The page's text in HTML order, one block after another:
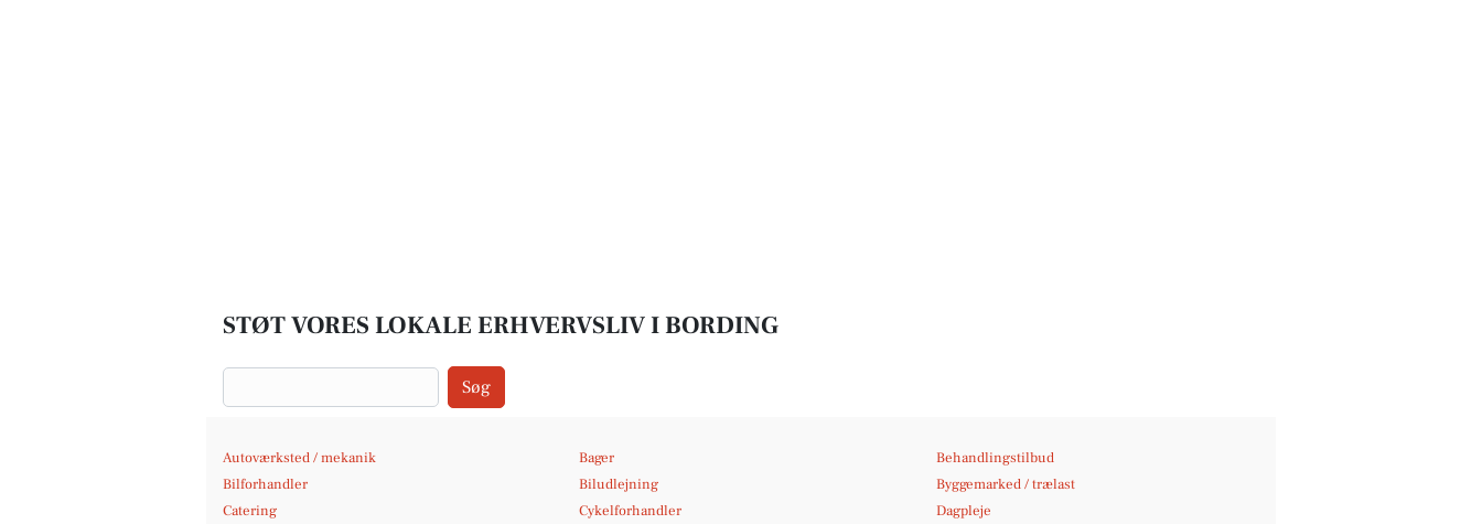
STØT VORES LOKALE ERHVERVSLIV I BORDING
Søg
Autoværksted / mekanik Bager
Behandlingstilbud
Bilforhandler
Biludlejning
Byggemarked / trælast
Catering
Cykelforhandler
Dagpleje